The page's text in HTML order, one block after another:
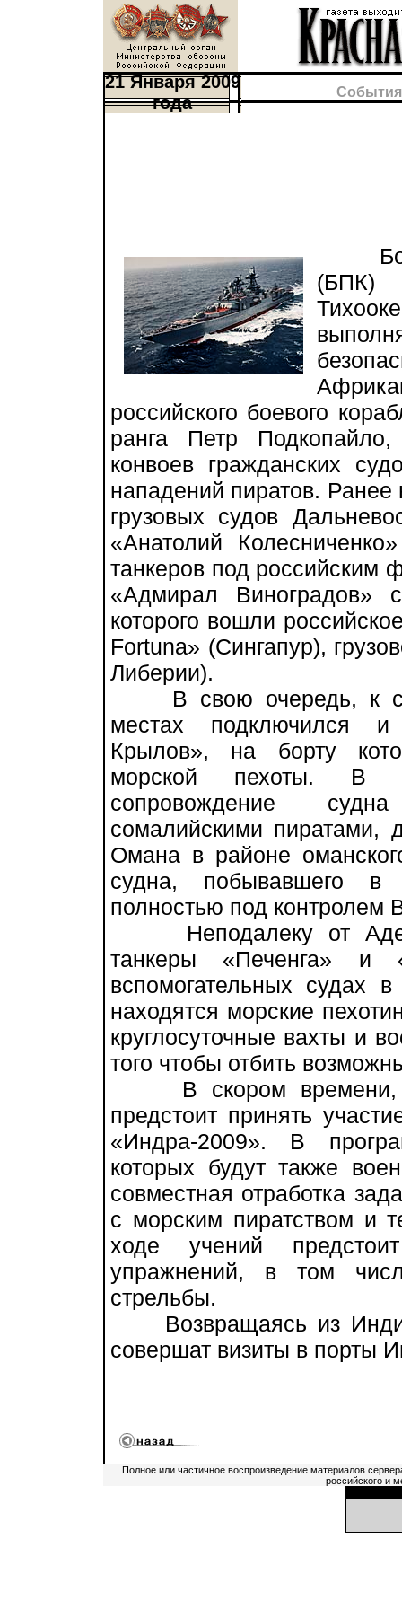
21 Января 2009
года
(БПК)
российского боевого
ранга Петр
конвоев гражданских
нападений пиратов.
грузовых судов
«Анатолий
танкеров под российским
«Адмирал Виноградов»
которого вошли
Fortuna» (Сингапур),
Либерии).
В свою очередь, к
местах подключился и
Крылов», на борту
морской пехоты. В
сопровождение
сомалийскими пиратами,
Омана в районе
судна, побывавшего в
полностью под контролем
Неподалеку от
танкеры «Печенга»
вспомогательных судах
находятся морские
круглосуточные вахты и
того чтобы отбить
В скором времени,
предстоит принять
«Индра-2009». В
которых будут также
совместная отработка
с морским пиратством и
ходе учений
упражнений, в том
стрельбы.
Возвращаясь из
совершат визиты в порты
Полное или частичное воспроизведение материалов
российского и